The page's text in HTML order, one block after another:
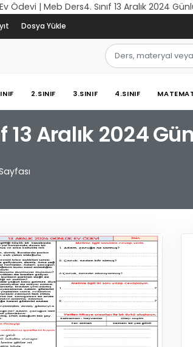
Ödevi | Meb Ders4. Sınıf 13 Aralık 2024
Dosya Yükle
2.SINIF 3.SINIF 4.SINIF
13 Aralık 2024